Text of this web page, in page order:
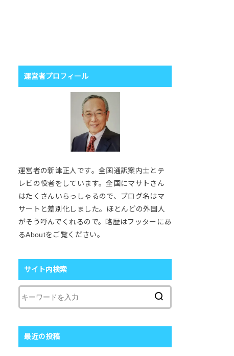
運営者プロフィール
運営者の新津正人です。全国通訳案内士とテ
レビの役者をしています。全国にマサトさん
はたくさんいらっしゃるので、ブログ名はマ
サートと差別化しました。ほとんどの外国人
がそう呼んでくれるので。略歴はフッターにあ
るAboutをご覧ください。
サイト内検索
最近の投稿